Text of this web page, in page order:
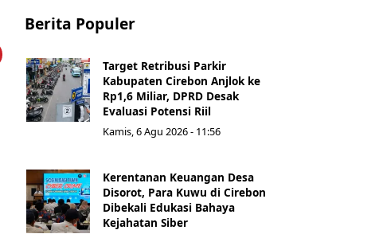
Berita Populer
Target Retribusi Parkir
Kabupaten Cirebon Anjlok ke
Rp1,6 Miliar, DPRD Desak
Evaluasi Potensi Riil
Kamis, 6 Agu 2026 - 11:56
Kerentanan Keuangan Desa
Disorot, Para Kuwu di Cirebon
Dibekali Edukasi Bahaya
Kejahatan Siber